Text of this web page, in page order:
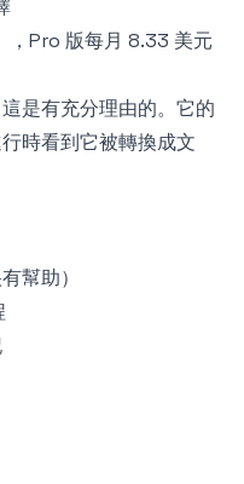
，Pro 版每月 8.33 美元
是有充分理由的。它的
時看到它被轉換成文
幫助）